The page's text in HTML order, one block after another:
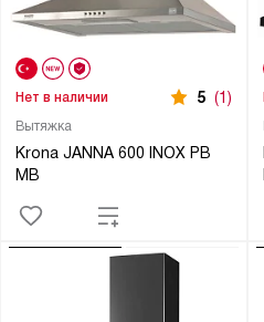
Вытяжка
Krona JANNA 600 INOX PB
MB
Нет в наличии 5 (1)